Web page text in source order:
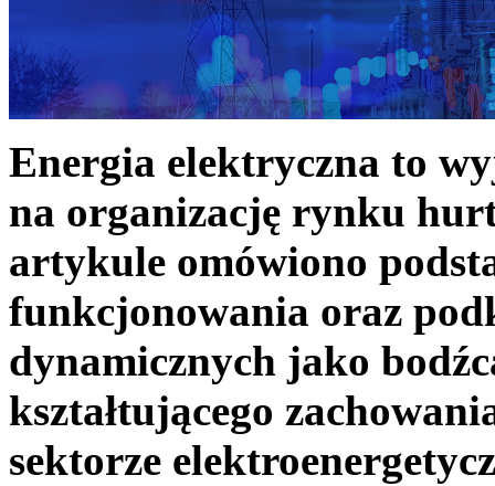
Energia elektryczna to
na organizację rynku
artykule omówiono
funkcjonowania oraz
dynamicznych jako
kształtującego
sektorze